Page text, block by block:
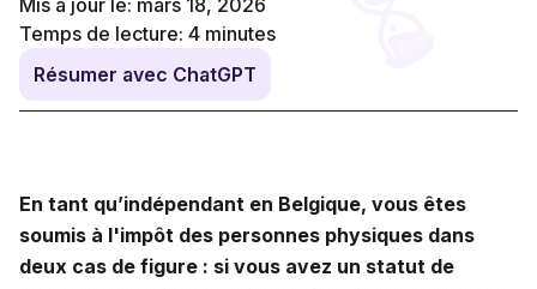
Temps de lecture: 4 minutes
Résumer avec ChatGPT
En tant qu’indépendant en Belgique, vous êtes
soumis à l'impôt des personnes physiques dans
deux cas de figure : si vous avez un statut de